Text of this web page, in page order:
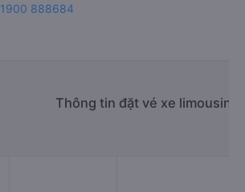
1900 888684
Thông tin đặt vé xe limousine